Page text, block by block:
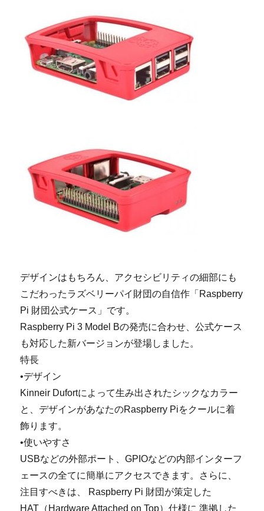
デザインはもちろん、アクセシビリティの細部にも
こだわったラズベリーパイ財団の自信作「Raspberry
Pi 財団公式ケース」です。
Raspberry Pi 3 Model Bの発売に合わせ、公式ケース
も対応した新バージョンが登場しました。
特長
•デザイン
Kinneir Dufortによって生み出されたシックなカラー
と、デザインがあなたのRaspberry Piをクールに着
飾ります。
•使いやすさ
USBなどの外部ポート、GPIOなどの内部インターフ
ェースの全てに簡単にアクセスできます。さらに、
注目すべきは、 Raspberry Pi 財団が策定した
HAT（Hardware Attached on Top）仕様に 準拠した